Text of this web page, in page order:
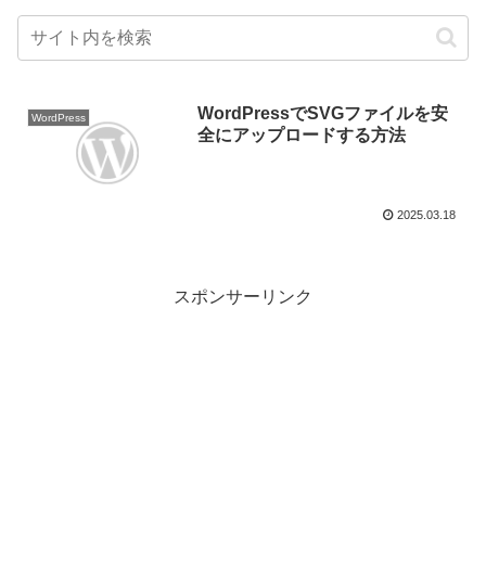
WordPress
WordPressでSVGファイルを安
全にアップロードする方法
2025.03.18
スポンサーリンク